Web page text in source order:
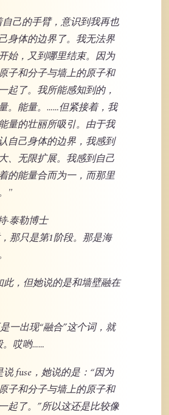
己的手臂，意识到我再也
身体的边界了。我无法界
始，又到哪里结束。因为
子和分子与墙上的原子和
起了。我所能感知到的，
。能量。……但紧接着，我
量的壮丽所吸引。由于我
自己身体的边界，我感到
、无限扩展。我感到自己
的能量合而为一，而那里
"
·泰勒博士
，那只是第1阶段。那是海
此，但她说的是和墙壁融在
是一出现“融合”这个词，就
。哎哟……
fuse，她说的是：“因为
子和分子与墙上的原子和
起了。”所以这还是比较像